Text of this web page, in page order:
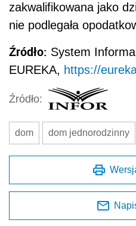
zakwalifikowana jako
nie podlegała
Źródło: System
EUREKA, https://
Źródło:
dom dom jednorodzinny